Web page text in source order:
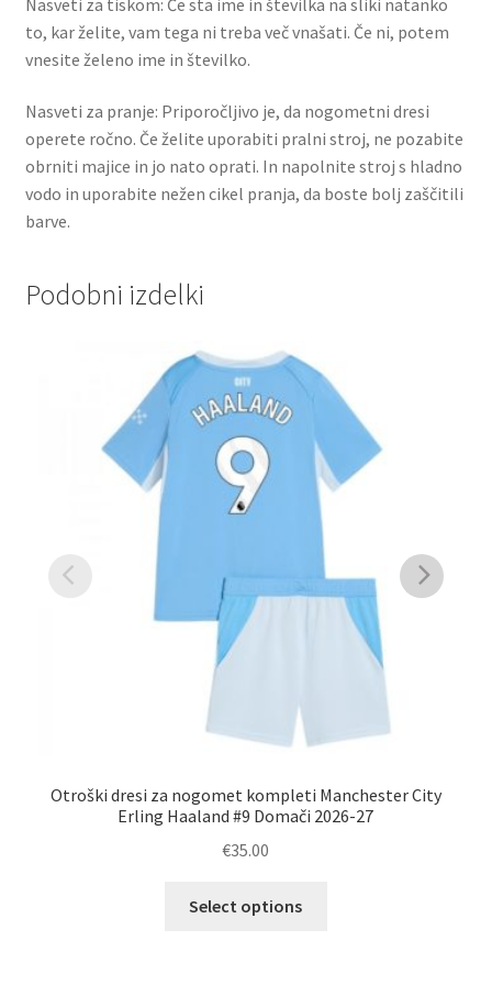
to, kar želite, vam tega ni treba več vnašati. Če ni, potem
vnesite želeno ime in številko.
Nasveti za pranje: Priporočljivo je, da nogometni dresi
operete ročno. Če želite uporabiti pralni stroj, ne pozabite
obrniti majice in jo nato oprati. In napolnite stroj s hladno
vodo in uporabite nežen cikel pranja, da boste bolj zaščitili
barve.
Podobni izdelki
Otroški dresi za nogomet kompleti Manchester City
Erling Haaland #9 Domači 2026-27
€35.00
Select options